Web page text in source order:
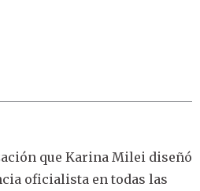
que Karina Milei diseñó
oficialista en todas las